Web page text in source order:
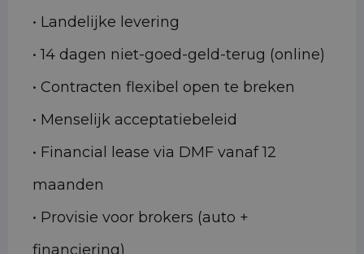
• Landelijke levering
• 14 dagen niet-goed-geld-terug (online)
• Contracten flexibel open te breken
• Menselijk acceptatiebeleid
• Financial lease via DMF vanaf 12
maanden
• Provisie voor brokers (auto +
financiering)